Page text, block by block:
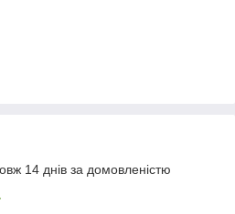
14 днів за домовленістю